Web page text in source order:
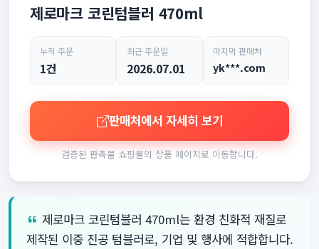
제로마크 코린텀블러 470ml
누적 주문
1건
최근 주문일
2026.07.01
마지막 판매처
yk***.com
판매처에서 자세히 보기
검증된 판촉물 쇼핑몰의 상품 페이지로 이동합니다.
제로마크 코린텀블러 470ml는 환경 친화적 재질로
제작된 이중 진공 텀블러로, 기업 및 행사에 적합합니다.